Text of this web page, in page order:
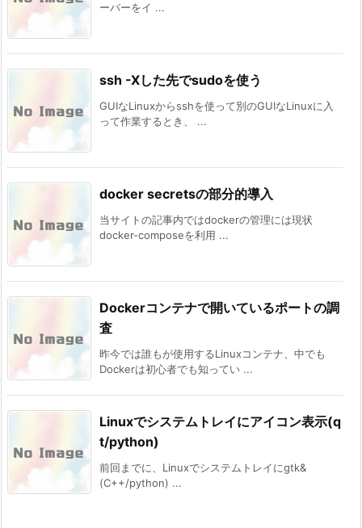
ーバーをイ ...
ssh -Xした先でsudoを使う
GUIなLinuxからsshを使って別のGUIなLinuxに入
って作業するとき、 ...
docker secretsの部分的導入
当サイトの記事内ではdockerの管理には現状
docker-composeを利用 ...
Dockerコンテナで開いているポートの調
査
昨今では誰もが使用するLinuxコンテナ、中でも
Dockerは初心者でも知ってい ...
Linuxでシステムトレイにアイコン表示(q
t/python)
前回までに、Linuxでシステムトレイにgtk&
(C++/python) ...